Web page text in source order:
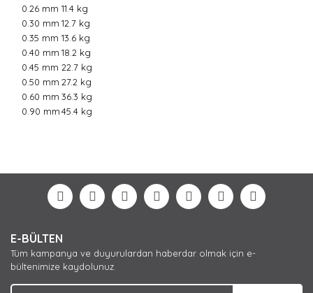
0.26 mm 11.4 kg
0.30 mm 12.7 kg
0.35 mm 13.6 kg
0.40 mm 18.2 kg
0.45 mm 22.7 kg
0.50 mm 27.2 kg
0.60 mm 36.3 kg
0.90 mm45.4 kg
Yorum Yaz
formunu kullanarak tarafımıza iletebilirsiniz.
Görüş ve önerileriniz için teşekkür ederiz.
Ürün açıklamasında eksik bilgiler bulunuyor.
Ürün bilgilerinde hatalar bulunuyor.
Ürün fiyatı diğer sitelerden daha pahalı.
E-BÜLTEN
Tüm kampanya ve duyurulardan haberdar olmak için e-
bültenimize kaydolunuz.